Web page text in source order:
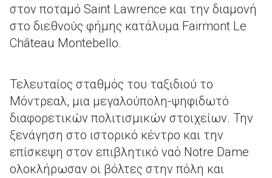
στον ποταμό Saint Lawrence και την διαμονή
στο διεθνούς φήμης κατάλυμα Fairmont Le
Château Montebello.
Τελευταίος σταθμός του ταξιδιού το
Μόντρεαλ, μια μεγαλούπολη-ψηφιδωτό
διαφορετικών πολιτισμικών στοιχείων. Την
ξενάγηση στο ιστορικό κέντρο και την
επίσκεψη στον επιβλητικό ναό Notre Dame
ολοκλήρωσαν οι βόλτες στην πόλη και